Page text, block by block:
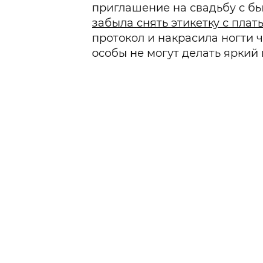
приглашение на свадьбу с
забыла снять этикетку с
протокол и накрасила ногти
особы не могут делать